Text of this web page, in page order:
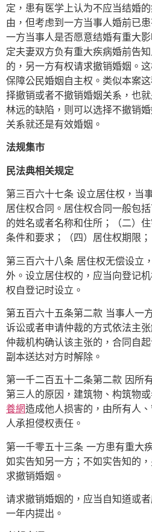
定，患有医学上认为不应当结婚
由，但考虑到一方当事人婚前已
一方当事人是否愿意结婚有重大
定夫妻双方负有重大疾病婚前告
的，另一方有权请求撤销婚姻。
保障公民婚姻自主权。类似本案
择撤销或者不撤销婚姻关系，也
林远的缺陷，则可以选择不撤销
关系就还是有效婚姻。
法规集市
民法典相关规定
第三百六十七条 设立居住权，当
居住权合同。居住权合同一般包
的姓名或者名称和住所；（二）
条件和要求；（四）居住权期限
第三百六十八条 居住权无偿设立
外。设立居住权的，应当向登记
权自登记时设立。
第五百六十五条第二款 当事人一
诉讼或者申请仲裁的方式依法主
仲裁机构确认该主张的，合同自
副本送达对方时解除。
第一千二百五十二条第二款 因所
第三人的原因，建筑物、构筑物
養網造成他人损害的，由所有人
人承担侵权责任。
第一千零五十三条 一方患有重大
如实告知另一方；不如实告知的
求撤销婚姻。
请求撤销婚姻的，应当自知道或
一年内提出。